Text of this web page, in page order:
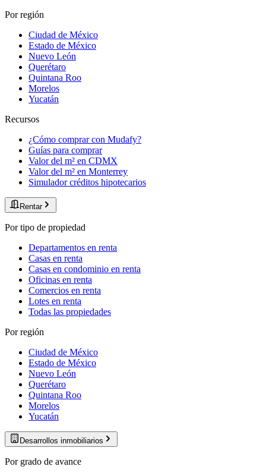
Por región
Ciudad de México
Estado de México
Nuevo León
Querétaro
Quintana Roo
Morelos
Yucatán
Recursos
¿Cómo comprar con Mudafy?
Guías para comprar
Valor del m² en CDMX
Valor del m² en Monterrey
Simulador créditos hipotecarios
Rentar
Por tipo de propiedad
Departamentos en renta
Casas en renta
Casas en condominio en renta
Oficinas en renta
Comercios en renta
Lotes en renta
Todas las propiedades
Por región
Ciudad de México
Estado de México
Nuevo León
Querétaro
Quintana Roo
Morelos
Yucatán
Desarrollos inmobiliarios
Por grado de avance